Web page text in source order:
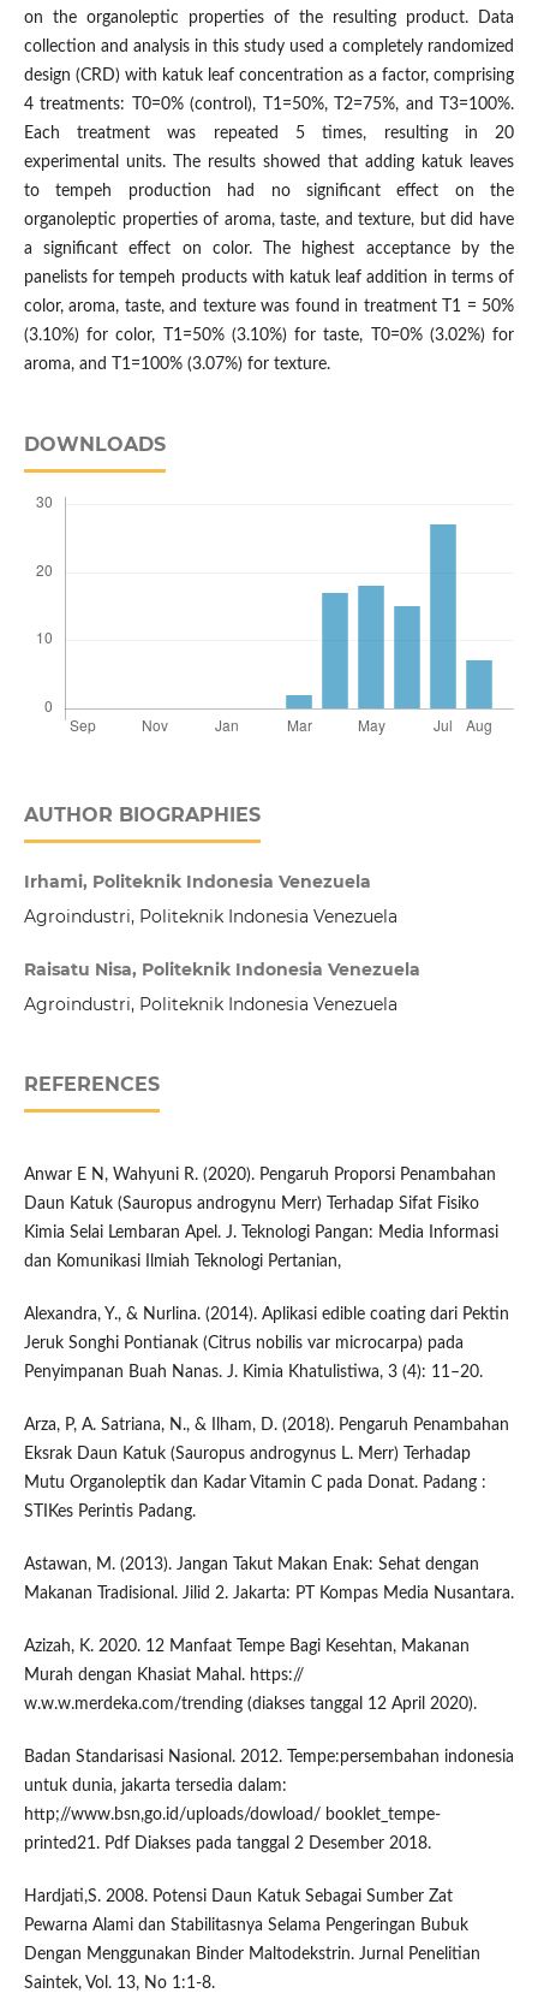
on the organoleptic properties of the resulting product. Data
collection and analysis in this study used a completely randomized
design (CRD) with katuk leaf concentration as a factor, comprising
4 treatments: T0=0% (control), T1=50%, T2=75%, and T3=100%.
Each treatment was repeated 5 times, resulting in 20
experimental units. The results showed that adding katuk leaves
to tempeh production had no significant effect on the
organoleptic properties of aroma, taste, and texture, but did have
a significant effect on color. The highest acceptance by the
panelists for tempeh products with katuk leaf addition in terms of
color, aroma, taste, and texture was found in treatment T1 = 50%
(3.10%) for color, T1=50% (3.10%) for taste, T0=0% (3.02%) for
aroma, and T1=100% (3.07%) for texture.
DOWNLOADS
AUTHOR BIOGRAPHIES
Irhami, Politeknik Indonesia Venezuela
Agroindustri, Politeknik Indonesia Venezuela
Raisatu Nisa, Politeknik Indonesia Venezuela
Agroindustri, Politeknik Indonesia Venezuela
REFERENCES
Anwar E N, Wahyuni R. (2020). Pengaruh Proporsi Penambahan
Daun Katuk (Sauropus androgynu Merr) Terhadap Sifat Fisiko
Kimia Selai Lembaran Apel. J. Teknologi Pangan: Media Informasi
dan Komunikasi Ilmiah Teknologi Pertanian,
Alexandra, Y., & Nurlina. (2014). Aplikasi edible coating dari Pektin
Jeruk Songhi Pontianak (Citrus nobilis var microcarpa) pada
Penyimpanan Buah Nanas. J. Kimia Khatulistiwa, 3 (4): 11–20.
Arza, P, A. Satriana, N., & Ilham, D. (2018). Pengaruh Penambahan
Eksrak Daun Katuk (Sauropus androgynus L. Merr) Terhadap
Mutu Organoleptik dan Kadar Vitamin C pada Donat. Padang :
STIKes Perintis Padang.
Astawan, M. (2013). Jangan Takut Makan Enak: Sehat dengan
Makanan Tradisional. Jilid 2. Jakarta: PT Kompas Media Nusantara.
Azizah, K. 2020. 12 Manfaat Tempe Bagi Kesehtan, Makanan
Murah dengan Khasiat Mahal. https://
w.w.w.merdeka.com/trending (diakses tanggal 12 April 2020).
Badan Standarisasi Nasional. 2012. Tempe:persembahan indonesia
untuk dunia, jakarta tersedia dalam:
http;//www.bsn,go.id/uploads/dowload/ booklet_tempe-
printed21. Pdf Diakses pada tanggal 2 Desember 2018.
Hardjati,S. 2008. Potensi Daun Katuk Sebagai Sumber Zat
Pewarna Alami dan Stabilitasnya Selama Pengeringan Bubuk
Dengan Menggunakan Binder Maltodekstrin. Jurnal Penelitian
Saintek, Vol. 13, No 1:1-8.